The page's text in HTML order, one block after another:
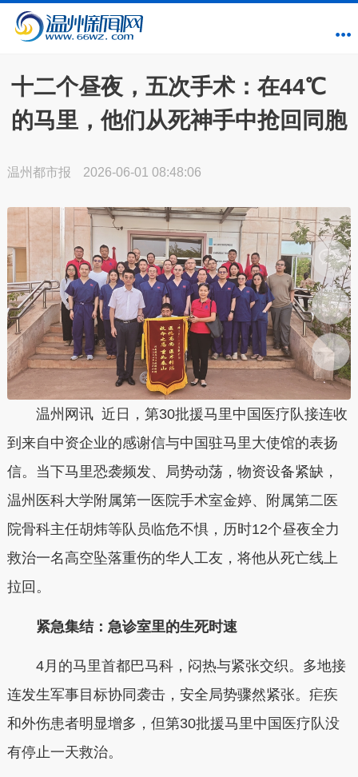
十二个昼夜，五次手术：在44℃
的马里，他们从死神手中抢回同胞
温州都市报 2026-06-01 08:48:06
温州网讯 近日，第30批援马里中国医疗队接连收
到来自中资企业的感谢信与中国驻马里大使馆的表扬
信。当下马里恐袭频发、局势动荡，物资设备紧缺，
温州医科大学附属第一医院手术室金婷、附属第二医
院骨科主任胡炜等队员临危不惧，历时12个昼夜全力
救治一名高空坠落重伤的华人工友，将他从死亡线上
拉回。
紧急集结：急诊室里的生死时速
4月的马里首都巴马科，闷热与紧张交织。多地接
连发生军事目标协同袭击，安全局势骤然紧张。疟疾
和外伤患者明显增多，但第30批援马里中国医疗队没
有停止一天救治。